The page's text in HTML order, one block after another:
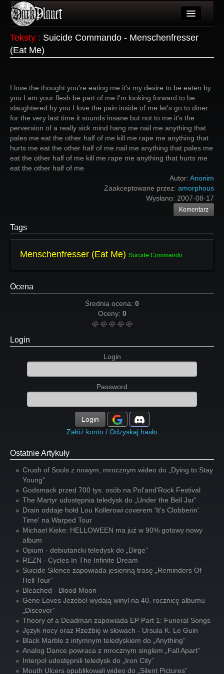
Użytkownicy
Galeria
Forum
Więcej
Login
Teksty : Suicide Commando - Menschenfresser
(Eat Me)
I love the thought you're eating me it's my desire to be eaten by
you I am your flesh be part of me I'm looking forward to be
slaughtered by you I love the pain inside of me let's go to diner
for the very last time it sounds insane but not to me it's the
perversion of a really sick mind hang me nail me anything that
pales me eat the other half of me kill me rape me anything that
hurts me eat the other half of me nail me anything that pales me
eat the other half of me kill me rape me anything that hurts me
eat the other half of me
Autor: Anonim
Zaakceptowane przez: amorphous
Wysłano: 2007-08-17
Komentarz
Tags
Menschenfresser (Eat Me) Suicide Commando
Ocena
Średnia ocena: 0
Oceny: 0
Login
Login
Password
Login
Załóż konto / Odzyskaj hasło
Ostatnie Artykuły
Crush of Souls z nowym, mrocznym wideo do „Dying to Stay
Young”
Godsmack przed 700 tys. osób na Pol'and'Rock Festival
The Martyr udostępnia teledysk do „Under the Bell Jar”
Drain oddaje hołd Lou Kollerowi coverem 'It's Clobberin'
Time' na Warped Tour
Michael Kiske: HELLOWEEN ma już w 90% gotowy nowy
album
Opium - debiutancki teledysk do „Dirge”
REZN - Cycles In The Infinite Dream
Suicide Silence zapowiada jesienną trasę „Reminders Of
Hell Tour”
Bleached - Blood Moon
Gene Loves Jezebel wydają winyl na 40. rocznicę albumu
„Discover”
Theory of a Deadman zapowiada EP Part 1: Funeral Songs
Język nocy oraz Rzeźbię w słowach - Ursula K. Le Guin
Black Marble z intymnym teledyskiem do „Anything”
Analog Dance powraca z mrocznym singlem „Fall Apart”
Interpol udostępnili teledysk do „Iron City”
Mouth Ulcers opublikowali wideo do „Silent Pictures”